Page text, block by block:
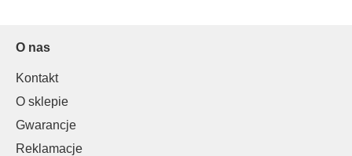
O nas
Kontakt
O sklepie
Gwarancje
Reklamacje